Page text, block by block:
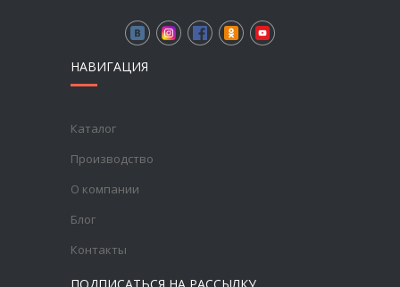
НАВИГАЦИЯ
Каталог
Производство
О компании
Блог
Контакты